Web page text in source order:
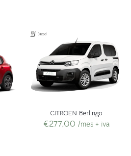
CITROEN Berlingo
€277,00 /mes + iva